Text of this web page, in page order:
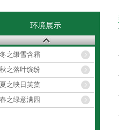
从沈阳市内到达龙生墓园
龙生墓园官方电话：024-
龙生经理手机：
环境展示
冬之缀雪含霜
秋之落叶缤纷
夏之映日芙蕖
春之绿意满园